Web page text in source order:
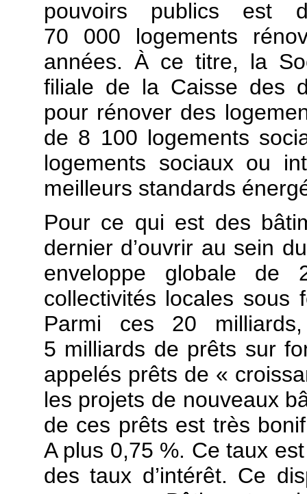
pouvoirs publics
70 000 logements
années. À ce titre, la
filiale de la Caisse des
pour rénover des
de 8 100 logements
logements sociaux ou
meilleurs standards
Pour ce qui est des
dernier d’ouvrir au sein
enveloppe globale de
collectivités locales sous
Parmi ces 20
5 milliards de prêts sur
appelés prêts de «
les projets de nouveaux
de ces prêts est très
A plus 0,75 %. Ce taux
des taux d’intérêt. Ce